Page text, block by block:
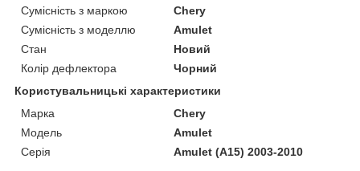
Сумісність з маркою
Chery
Сумісність з моделлю
Amulet
Стан
Новий
Колір дефлектора
Чорний
Користувальницькі характеристики
Марка
Chery
Модель
Amulet
Серія
Amulet (A15) 2003-2010